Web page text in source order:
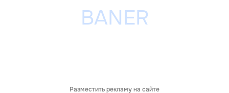
Разместить рекламу на сайте